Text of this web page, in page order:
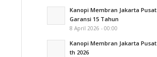
Kanopi Membran Jakarta Pusat
Garansi 15 Tahun
8 April 2026 - 00:00
Kanopi Membran Jakarta Pusat
th 2026